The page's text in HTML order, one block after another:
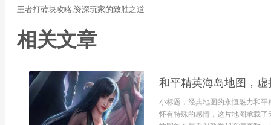
王者打砖块攻略,资深玩家的致胜之道
相关文章
和平精英海岛地图，
小标题，经典地图的永恒魅力和
怀有特殊的感情，这片地图承载